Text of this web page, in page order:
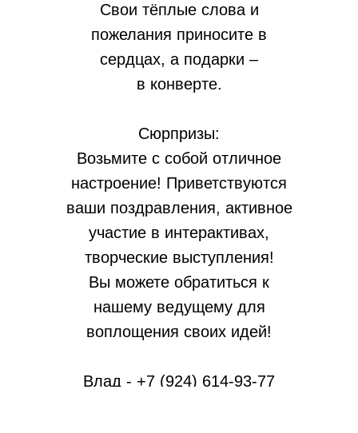
Свои тёплые слова и
пожелания приносите в
сердцах, а подарки –
в конверте.
Сюрпризы:
Возьмите с собой отличное
настроение! Приветствуются
ваши поздравления, активное
участие в интерактивах,
творческие выступления!
Вы можете обратиться к
нашему ведущему для
воплощения своих идей!
Влад - +7 (924) 614-93-77